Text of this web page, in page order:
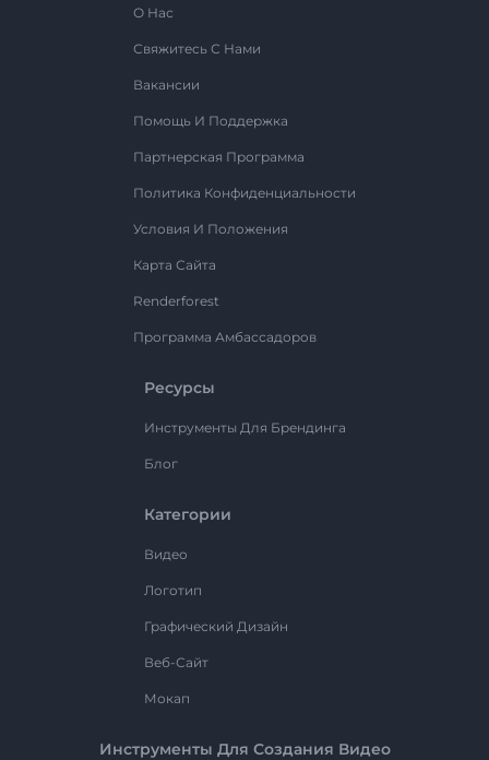
О Нас
Свяжитесь С Нами
Вакансии
Помощь И Поддержка
Партнерская Программа
Политика Конфиденциальности
Условия И Положения
Карта Сайта
Renderforest
Программа Амбассадоров
Ресурсы
Инструменты Для Брендинга
Блог
Категории
Видео
Логотип
Графический Дизайн
Веб-Сайт
Мокап
Инструменты Для Создания Видео